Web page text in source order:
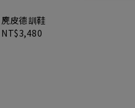
麂皮德訓鞋
NT$3,480